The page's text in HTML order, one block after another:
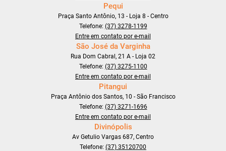
Pequi
Praça Santo Antônio, 13 - Loja 8 - Centro
Telefone: (37) 3278-1199
Entre em contato por e-mail
São José da Varginha
Rua Dom Cabral, 21 A - Loja 02
Telefone: (37) 3275-1100
Entre em contato por e-mail
Pitangui
Praça Antônio dos Santos, 10 - São Francisco
Telefone: (37) 3271-1696
Entre em contato por e-mail
Divinópolis
Av Getulio Vargas 687, Centro
Telefone: (37) 35120700